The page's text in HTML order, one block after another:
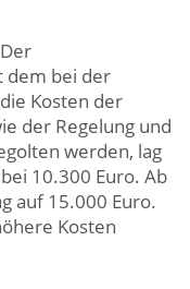
Der
dem bei der
Kosten der
der Regelung und
werden, lag
10.300 Euro. Ab
auf 15.000 Euro.
Kosten